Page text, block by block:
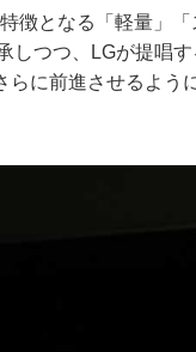
徴となる「軽量」
しつつ、LGが提唱
に前進させるよう